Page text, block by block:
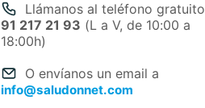
Llámanos al teléfono gratuito
91 217 21 93 (L a V, de 10:00 a
18:00h)
O envíanos un email a
info@saludonnet.com